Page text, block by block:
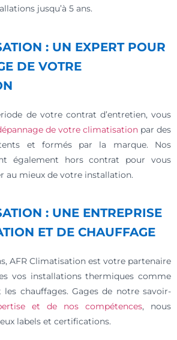
jusqu’à 5 ans.
: UN EXPERT POUR
DE VOTRE
de votre contrat d’entretien, vous
de votre climatisation par des
et formés par la marque. Nos
également hors contrat pour vous
au mieux de votre installation.
: UNE ENTREPRISE
ET DE CHAUFFAGE
AFR Climatisation est votre partenaire
vos installations thermiques comme
chauffages. Gages de notre savoir-
et de nos compétences, nous
labels et certifications.